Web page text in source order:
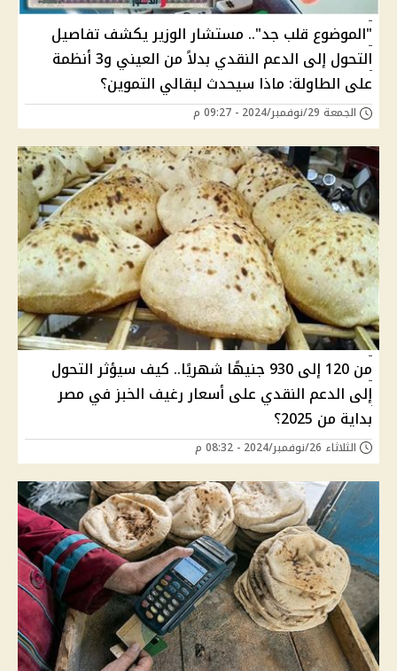
"الموضوع قلب جد".. مستشار الوزير يكشف تفاصيل
التحول إلى الدعم النقدي بدلاً من العيني و3 أنظمة
على الطاولة: ماذا سيحدث لبقالي التموين؟
الجمعة 29/نوفمبر/2024 - 09:27 م
من 120 إلى 930 جنيهًا شهريًا.. كيف سيؤثر التحول
إلى الدعم النقدي على أسعار رغيف الخبز في مصر
بداية من 2025؟
الثلاثاء 26/نوفمبر/2024 - 08:32 م